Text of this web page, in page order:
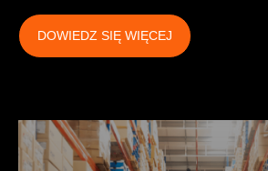
DOWIEDZ SIĘ WIĘCEJ